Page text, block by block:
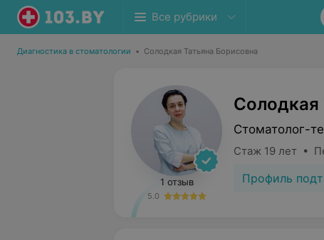
Все рубрики
Диагностика в стоматологии • Солодкая Татьяна Борисовна
1 отзыв
5.0
Солодкая
Стоматолог-
Стаж 19 лет •
Профиль